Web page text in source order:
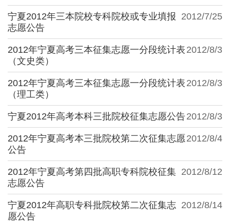
2012/7/25
宁夏2012年三本院校专科院校或专业填报
志愿公告
2012/8/3
2012年宁夏高考三本征集志愿一分段统计表
（文史类）
2012/8/3
2012年宁夏高考三本征集志愿一分段统计表
（理工类）
2012/8/3
宁夏2012年高考本科三批院校征集志愿公告
2012/8/4
2012年宁夏高考本三批院校第二次征集志愿
公告
2012/8/12
2012年宁夏高考第四批高职专科院校征集
志愿公告
2012/8/14
宁夏2012年高职专科批院校第二次征集志
愿公告